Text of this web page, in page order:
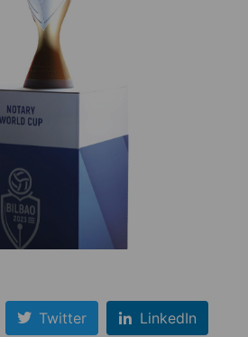
Twitter LinkedIn